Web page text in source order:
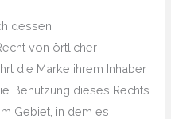
dessen
von örtlicher
die Marke ihrem Inhaber
Benutzung dieses Rechts
Gebiet, in dem es